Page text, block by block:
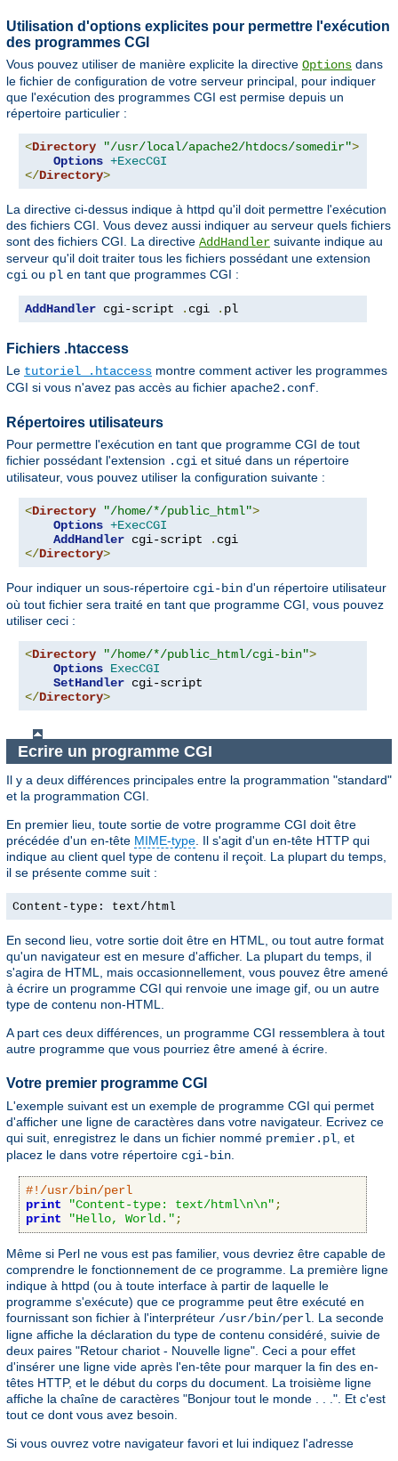
Utilisation d'options explicites pour permettre l'exécution
des programmes CGI
Vous pouvez utiliser de manière explicite la directive Options dans
le fichier de configuration de votre serveur principal, pour indiquer
que l'exécution des programmes CGI est permise depuis un
répertoire particulier :
<Directory "/usr/local/apache2/htdocs/somedir">
Options +ExecCGI
</Directory>
La directive ci-dessus indique à httpd qu'il doit permettre l'exécution
des fichiers CGI. Vous devez aussi indiquer au serveur quels fichiers
sont des fichiers CGI. La directive AddHandler suivante indique au
serveur qu'il doit traiter tous les fichiers possédant une extension
cgi ou pl en tant que programmes CGI :
AddHandler cgi-script . cgi . pl
Fichiers .htaccess
Le tutoriel .htaccess montre comment activer les programmes
CGI si vous n'avez pas accès au fichier apache2.conf
Répertoires utilisateurs
Pour permettre l'exécution en tant que programme CGI de tout
fichier possédant l'extension .cgi et situé dans un répertoire
utilisateur, vous pouvez utiliser la configuration suivante :
<Directory "/home/*/public_html">
Options +ExecCGI
AddHandler cgi-script .
</Directory>
Pour indiquer un sous-répertoire cgi-bin d'un répertoire utilisateur
où tout fichier sera traité en tant que programme CGI, vous pouvez
utiliser ceci :
<Directory "/home/*/public_html/cgi-bin">
Options ExecCGI
SetHandler
</Directory>
Ecrire un programme CGI
Il y a deux différences principales entre la programmation "standard"
et la programmation CGI.
En premier lieu, toute sortie de votre programme CGI doit être
précédée d'un en-tête MIME-type. Il s'agit d'un en-tête HTTP qui
indique au client quel type de contenu il reçoit. La plupart du temps,
il se présente comme suit :
Content-type: text/html
En second lieu, votre sortie doit être en HTML, ou tout autre format
qu'un navigateur est en mesure d'afficher. La plupart du temps, il
s'agira de HTML, mais occasionnellement, vous pouvez être amené
à écrire un programme CGI qui renvoie une image gif, ou un autre
type de contenu non-HTML.
A part ces deux différences, un programme CGI ressemblera à tout
autre programme que vous pourriez être amené à écrire.
Votre premier programme CGI
L'exemple suivant est un exemple de programme CGI qui permet
d'afficher une ligne de caractères dans votre navigateur. Ecrivez ce
qui suit, enregistrez le dans un fichier nommé premier.pl , et
placez le dans votre répertoire cgi-bin
#!/usr/bin/perl
print
"Content-type: text/html\n\n" ;
print
"Hello, World." ;
Même si Perl ne vous est pas familier, vous devriez être capable de
comprendre le fonctionnement de ce programme. La première ligne
indique à httpd (ou à toute interface à partir de laquelle le
programme s'exécute) que ce programme peut être exécuté en
fournissant son fichier à l'interpréteur /usr/bin/perl . La seconde
ligne affiche la déclaration du type de contenu considéré, suivie de
deux paires "Retour chariot - Nouvelle ligne". Ceci a pour effet
d'insérer une ligne vide après l'en-tête pour marquer la fin des en-
têtes HTTP, et le début du corps du document. La troisième ligne
affiche la chaîne de caractères "Bonjour tout le monde . . .". Et c'est
tout ce dont vous avez besoin.
Si vous ouvrez votre navigateur favori et lui indiquez l'adresse